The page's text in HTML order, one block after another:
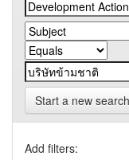
Start a new search
Add filters: